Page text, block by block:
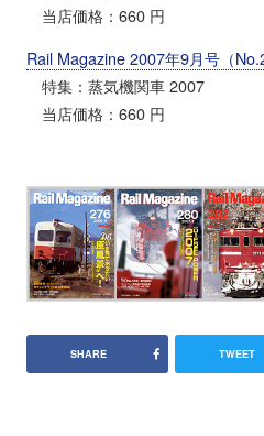
当店価格：660 円
Rail Magazine 2007年9月号（
特集：蒸気機関車 2007
当店価格：660 円
SHARE TWEET